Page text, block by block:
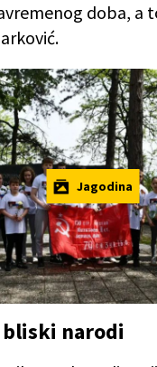
doba, a
Jagodina
narodi